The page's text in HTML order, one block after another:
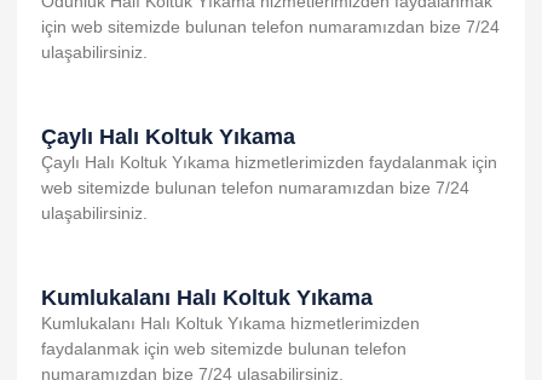
için web sitemizde bulunan telefon numaramızdan bize 7/24
ulaşabilirsiniz.
Çaylı Halı Koltuk Yıkama
Çaylı Halı Koltuk Yıkama hizmetlerimizden faydalanmak için
web sitemizde bulunan telefon numaramızdan bize 7/24
ulaşabilirsiniz.
Kumlukalanı Halı Koltuk Yıkama
Kumlukalanı Halı Koltuk Yıkama hizmetlerimizden
faydalanmak için web sitemizde bulunan telefon
numaramızdan bize 7/24 ulaşabilirsiniz.